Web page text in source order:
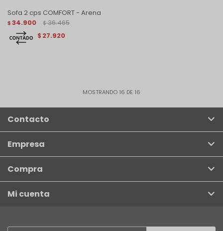
Sofa 2 cps COMFORT - Arena
$ 34.900 $ 36.465
$ 27.920
MOSTRANDO 16 DE 16
Contacto
Empresa
Compra
Mi cuenta